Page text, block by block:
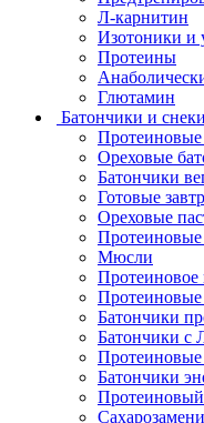
Л-карнитин
Изотоники и
Протеины
Глютамин
Батончики и снеки
Ореховые
Батончики
Готовые
Ореховые
Мюсли
Батончики
Батончики с
Протеиновые
Батончики